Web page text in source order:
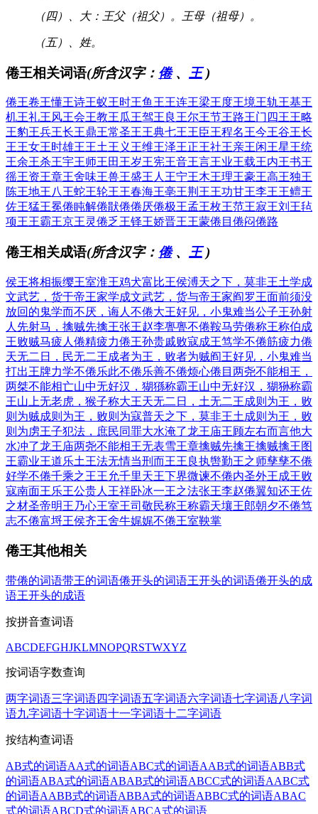
（四）、大：王父（祖父）。王母（祖母）。
（五）、姓。
倦王相关词语(所含汉字： 倦、 王)
倦王卷王懂王诗王蚁王时王鱼王王连王梁王度王境王轨王基王
机王礼王风王会王教王瓜王驾王良 王尔王节王路王门 四王王略
王豹王兵王长王鼎王常圣王王典七王王臣王程名王今王谷王长
王王女王时雄王王土王义 王维王泽王正王社王亲王闲王星王统
王余王杀王宇王师王田 王岁王宪王音王言王业王载王内王书王
徭王资王章王舍味王兽王盛王 人王宁王木王理王豪王高王独王
陈王地王八王蛇王轮王王春海王亳王荆王王功甘王李王王鳣王
佐王猛王冕倦盹解倦猒倦倦厌倦极王孟王枚王范王寂王刘 王毡
项王王霸王京王灵倦乏 王铎王娇晋王王蒙倦目 倦闷倦路
倦王相关成语(所含汉字： 倦、 王)
侯王将相振缨王室淮王鸡犬富比王侯溥天之下，莫非王土学成
文武艺，货于帝王家学成文武艺，货与帝王家阎罗王面前须没
放回的鬼学而不厌，诲人不倦大王好见，小鬼难当公子王孙射
人先射马，擒贼先擒王张王赵李亹亹不倦鞍马劳倦称王称伯成
王败贼马疲人倦精疲力倦王孙贵戚败寇成王笃学不倦筋疲力倦
天无二日，民无二王成者为王，败者为贼阎王好见，小鬼难当
打出王牌力学不倦乐此不倦乐善不倦烦心倦目 两尧不能相王，
两桀不能相亡山中无好汉，猢猻称霸王山中无好汉，猢狲称霸
王山上无老虎，猴子称大王天无二日，土无二王成则为王，败
则为贼成则为王，败则为寇普天之下，莫非王土 成则为王，败
则为虏王子犯法，庶民同罪大水淹了龙王庙王顾左右而言他大
水冲了龙王庙两尧不能相王无表雪王章擒贼先擒王擒贼擒王图
王霸业王道乐土王法无情当刑而王王良执辔勤王之师孳孳不倦
好学不倦千乘之王王允千里天王下界微谏不倦内圣外王成王败
寇南面王乐王公贵人 王祥卧冰一王之法张王李赵倦翼知还王佐
之材圣帝明王乃心王室王司敬民称王称霸天壤王郎朝夕不倦笃
志不倦富埒王侯齐王舍牛娓娓不倦王室鞅掌
倦王其他相关
带倦的词语带王的词语倦开头的词语王开头的词语倦开头的成
语王开头的成语
按拼音查词语
ABCDEFGHJKLMNOPQRSTWXYZ
按词语字数查询
两字词语三字词语四字词语五字词语六字词语七字词语八字词
语九字词语十字词语十一字词语十二字词语
按结构查词语
AB式的词语AA式的词语ABC式的词语AAB式的词语ABB式
的词语ABA式的词语ABAB式的词语ABCC式的词语AABC式
的词语AABB式的词语ABBA式的词语ABBC式的词语ABAC
式的词语ABCD式的词语ABCA式的词语